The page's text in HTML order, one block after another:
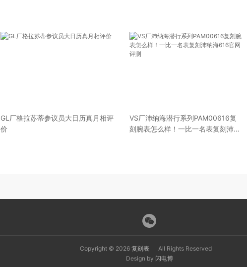
GL厂格拉苏蒂参议员大日历真月相评
价
VS厂沛纳海潜行系列PAM00616复
刻腕表怎么样！一比一名表复刻沛纳
Copyright © 2026 复刻表
All Rights Reserved
Design by 闪电博